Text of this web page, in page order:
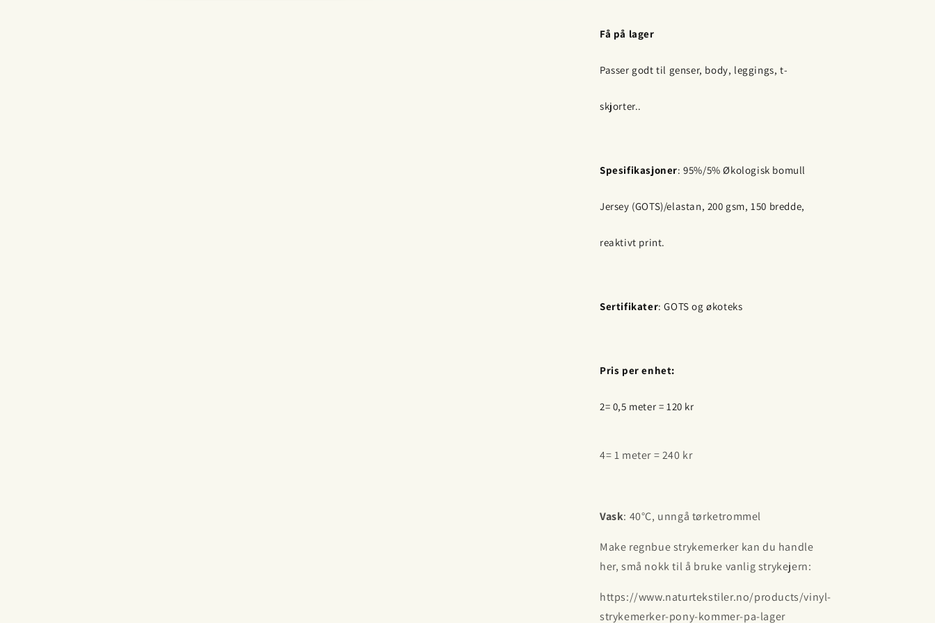
Få på lager
Passer godt til genser, body, leggings, t-
skjorter..
Spesifikasjoner: 95%/5% Økologisk bomull
Jersey (GOTS)/elastan, 200 gsm, 150 bredde,
reaktivt print.
Sertifikater: GOTS og økoteks
Pris per enhet:
2= 0,5 meter = 120 kr
4= 1 meter = 240 kr
Vask: 40°C, unngå tørketrommel
Make regnbue strykemerker kan du handle
her, små nokk til å bruke vanlig strykejern:
https://www.naturtekstiler.no/products/vinyl-
strykemerker-pony-kommer-pa-lager